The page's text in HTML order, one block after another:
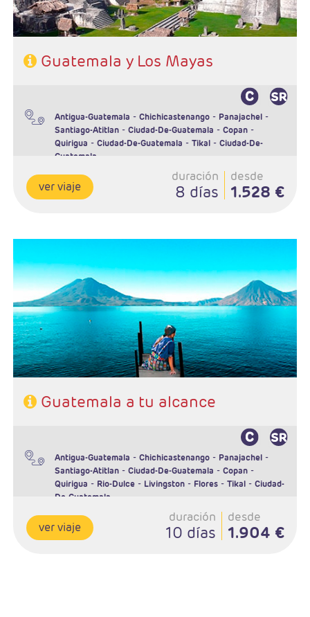
Guatemala y Los Mayas
Antigua-Guatemala - Chichicastenango- Panajachel-
Santiago-Atitlan- Ciudad-De-Guatemala - Copan-
Quirigua - Ciudad-De-Guatemala - Tikal- Ciudad-De-
Guatemala
ver viaje
duración
8 días
desde
1.528 €
- Ruta: 2 noches Antigua, 3 noches Ciudad de Guatemala. 1 noche
Panajachel, 1 noche Copán, 1 noche Río Dulce y 1 noche Flores.
- Régimen: Alojamiento y desayuno + 1 almuerzo
- Hoteles: 3*, 4* o 5*
- Incluidos vuelos internso
Guatemala a tu alcance
Antigua-Guatemala - Chichicastenango- Panajachel-
Santiago-Atitlan- Ciudad-De-Guatemala - Copan-
Quirigua - Rio-Dulce- Livingston- Flores- Tikal- Ciudad-
De-Guatemala
ver viaje
duración
10 días
desde
1.904 €